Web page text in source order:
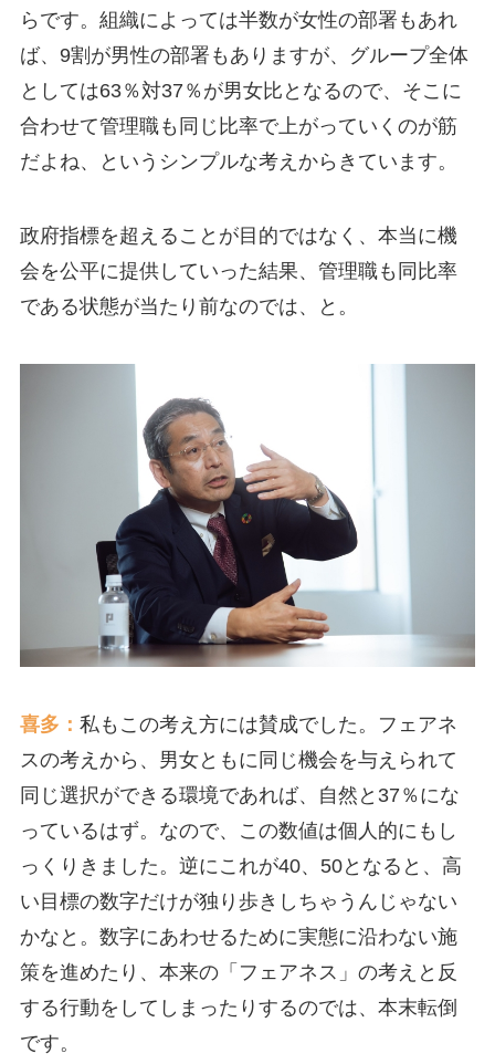
らです。組織によっては半数が女性の部署もあれ
ば、9割が男性の部署もありますが、グループ全体
としては63％対37％が男女比となるので、そこに
合わせて管理職も同じ比率で上がっていくのが筋
だよね、というシンプルな考えからきています。
政府指標を超えることが目的ではなく、本当に機
会を公平に提供していった結果、管理職も同比率
である状態が当たり前なのでは、と。
喜多： 私もこの考え方には賛成でした。フェアネ
スの考えから、男女ともに同じ機会を与えられて
同じ選択ができる環境であれば、自然と37％にな
っているはず。なので、この数値は個人的にもし
っくりきました。逆にこれが40、50となると、高
い目標の数字だけが独り歩きしちゃうんじゃない
かなと。数字にあわせるために実態に沿わない施
策を進めたり、本来の「フェアネス」の考えと反
する行動をしてしまったりするのでは、本末転倒
です。